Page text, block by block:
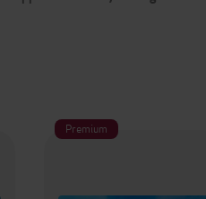
Premium